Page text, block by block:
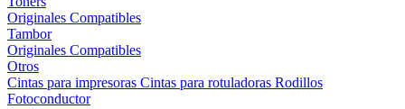
Originales Compatibles
Tambor
Originales Compatibles
Otros
Cintas para impresoras Cintas para rotuladoras Rodillos
Fotoconductor